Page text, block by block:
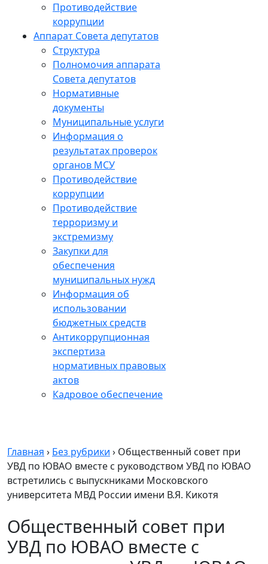
Противодействие
коррупции
Аппарат Совета депутатов
Структура
Полномочия аппарата
Совета депутатов
Нормативные
документы
Муниципальные услуги
Информация о
результатах проверок
органов МСУ
Противодействие
коррупции
Противодействие
терроризму и
экстремизму
Закупки для
обеспечения
муниципальных нужд
Информация об
использовании
бюджетных средств
Антикоррупционная
экспертиза
нормативных правовых
актов
Кадровое обеспечение
Главная › Без рубрики › Общественный совет при
УВД по ЮВАО вместе с руководством УВД по ЮВАО
встретились с выпускниками Московского
университета МВД России имени В.Я. Кикотя
Общественный совет при
УВД по ЮВАО вместе с